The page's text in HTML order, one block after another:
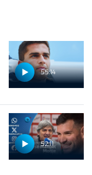
55:14
52:11